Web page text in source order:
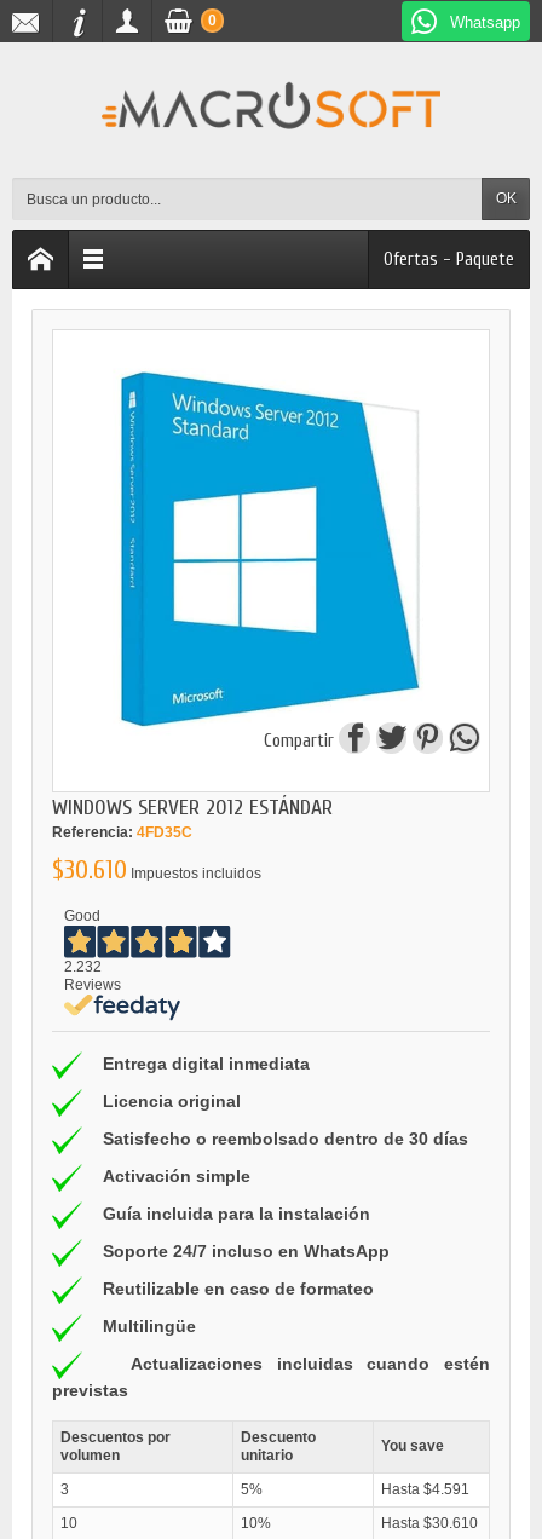
Whatsapp
OK
0
Ofertas - Paquete
Compartir
WINDOWS SERVER 2012 ESTÁNDAR
Referencia: 4FD35C
$30.610 Impuestos incluidos
Good
2.232
Reviews
Entrega digital inmediata
Licencia original
Satisfecho o reembolsado dentro de 30 días
Activación simple
Guía incluida para la instalación
Soporte 24/7 incluso en WhatsApp
Reutilizable en caso de formateo
Multilingüe
Actualizaciones incluidas cuando estén
previstas
Descuentos por
volumen
Descuento
unitario
You save
3 5%
Hasta $4.591
10
10% Hasta $30.610